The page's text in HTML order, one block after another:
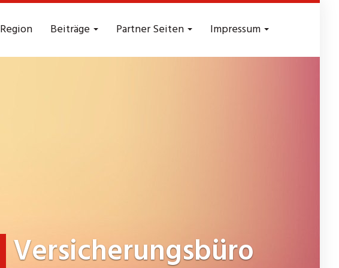
Region Beiträge Partner Seiten Impressum
Versicherungsbüro